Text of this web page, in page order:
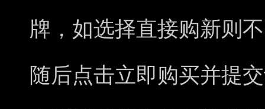
牌，如选择直接购新则
随后点击立即购买并提